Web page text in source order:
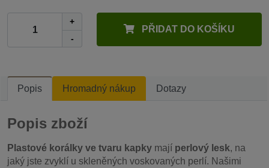
+
-
PŘIDAT DO KOŠÍKU
Popis Hromadný nákup Dotazy
Popis zboží
Plastové korálky ve tvaru kapky mají perlový lesk, na
jaký jste zvyklí u skleněných voskovaných perlí. Našimi